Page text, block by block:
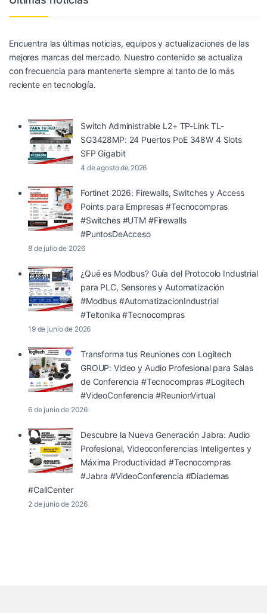
Encuentra las últimas noticias, equipos y actualizaciones de las
mejores marcas del mercado. Nuestro contenido se actualiza
con frecuencia para mantenerte siempre al tanto de lo más
reciente en tecnología.
Switch Administrable L2+ TP-Link TL-
SG3428MP: 24 Puertos PoE 348W 4 Slots
SFP Gigabit
4 de agosto de 2026
Fortinet 2026: Firewalls, Switches y Access
Points para Empresas #Tecnocompras
#Switches #UTM #Firewalls
#PuntosDeAcceso
8 de julio de 2026
¿Qué es Modbus? Guía del Protocolo Industrial
para PLC, Sensores y Automatización
#Modbus #AutomatizacionIndustrial
#Teltonika #Tecnocompras
19 de junio de 2026
Transforma tus Reuniones con Logitech
GROUP: Video y Audio Profesional para Salas
de Conferencia #Tecnocompras #Logitech
#VideoConferencia #ReunionVirtual
6 de junio de 2026
Descubre la Nueva Generación Jabra: Audio
Profesional, Videoconferencias Inteligentes y
Máxima Productividad #Tecnocompras
#Jabra #VideoConferencia #Diademas
#CallCenter
2 de junio de 2026